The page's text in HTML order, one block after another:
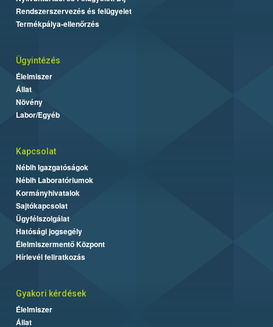
Rendszerszervezés és felügyelet
Termékpálya-ellenőrzés
Ügyintézés
Élelmiszer
Állat
Növény
Labor/Egyéb
Kapcsolat
Nébih Igazgatóságok
Nébih Laboratóriumok
Kormányhivatalok
Sajtókapcsolat
Ügyfélszolgálat
Hatósági jogsegély
Élelmiszermentő Központ
Hírlevél feliratkozás
Gyakori kérdések
Élelmiszer
Állat